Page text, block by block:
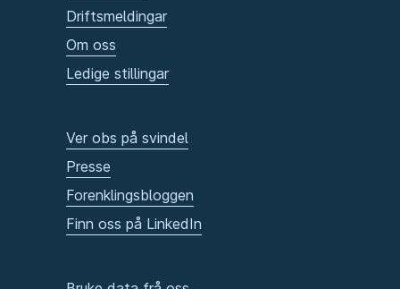
Driftsmeldingar
Om oss
Ledige stillingar
Ver obs på svindel
Presse
Forenklingsbloggen
Finn oss på LinkedIn